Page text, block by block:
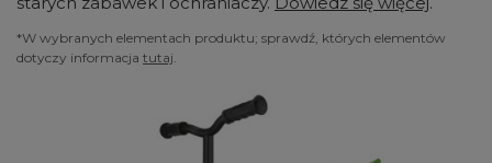
*W wybranych elementach produktu; sprawdź, których elementów
dotyczy informacja tutaj.